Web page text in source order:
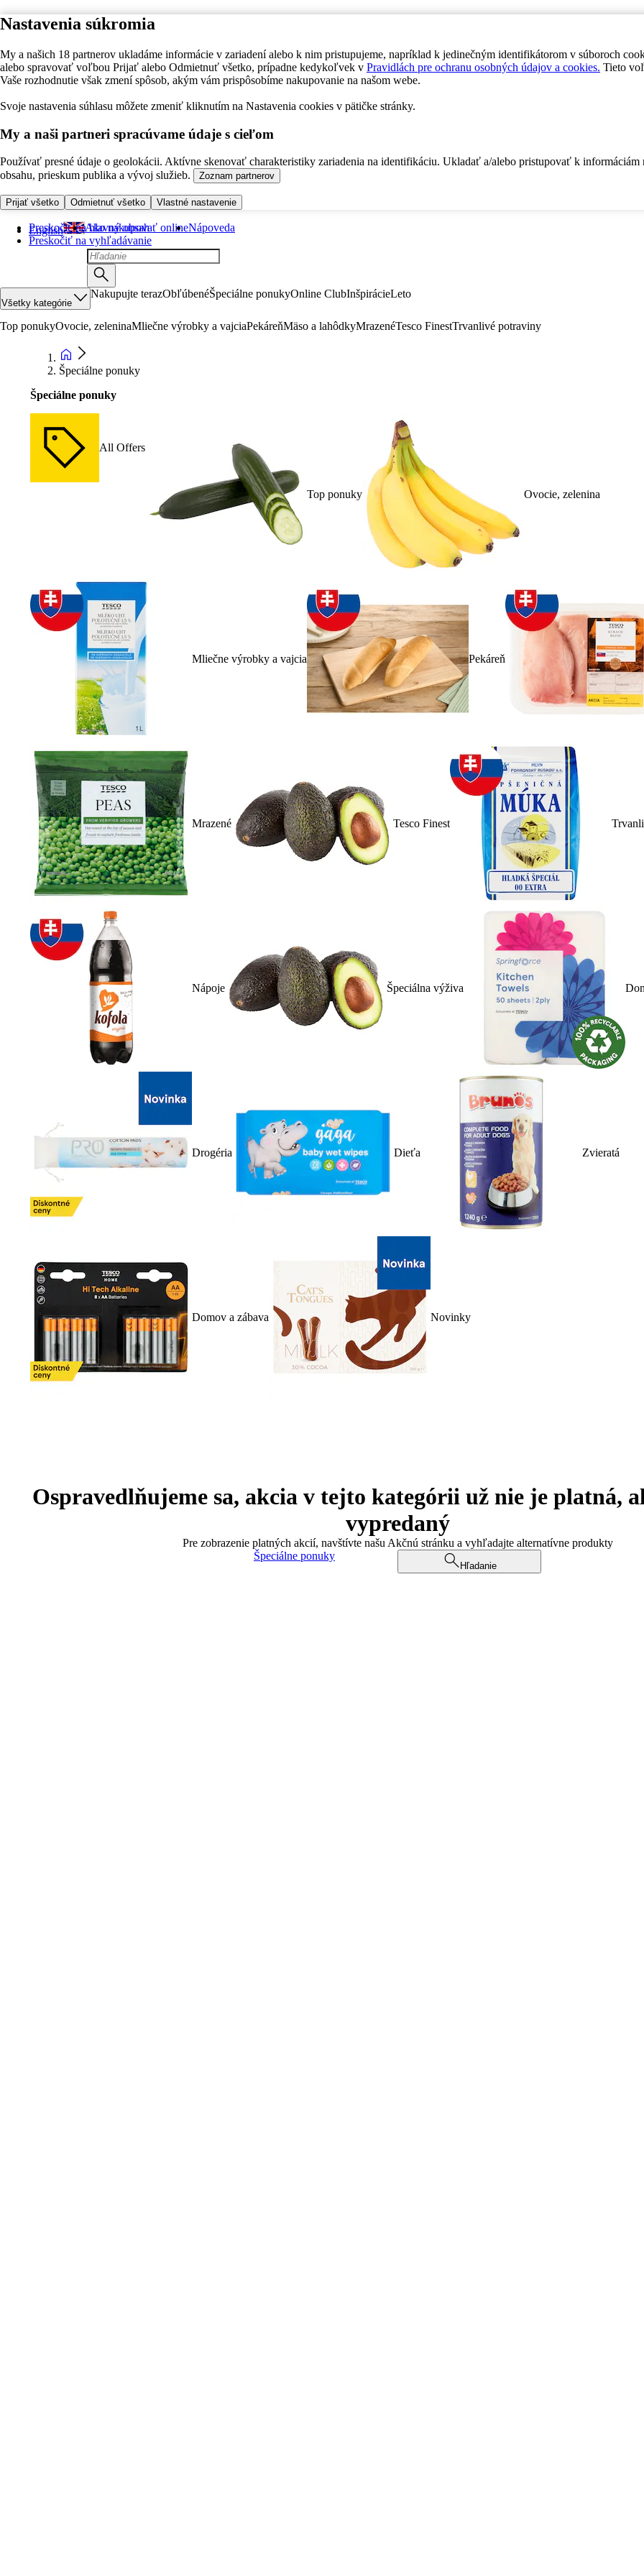
Nastavenia súkromia
My a našich 18 partnerov ukladáme informácie v zariadení alebo k nim pristupujeme, napríklad k jedinečným identifikátorom v súboroch
alebo spravovať voľbou Prijať alebo Odmietnuť všetko, prípadne kedykoľvek v Pravidlách pre ochranu osobných údajov a cookies. Tieto
Vaše rozhodnutie však zmení spôsob, akým vám prispôsobíme nakupovanie na našom webe.
Svoje nastavenia súhlasu môžete zmeniť kliknutím na Nastavenia cookies v pätičke stránky.
My a naši partneri spracúvame údaje s cieľom
Používať presné údaje o geolokácii. Aktívne skenovať charakteristiky zariadenia na identifikáciu. Ukladať a/alebo pristupovať k informáciám
obsahu, prieskum publika a vývoj služieb.
Zoznam partnerov
Prijať všetko Odmietnuť všetko Vlastné nastavenie
Preskočiť na hlavný obsah
Preskočiť na vyhľadávanie
English Ako nakupovať onlineNápoveda
Všetky kategórie
Nakupujte terazObľúbenéŠpeciálne ponukyOnline ClubInšpirácieLeto
Top ponukyOvocie, zeleninaMliečne výrobky a vajciaPekáreňMäso a lahôdkyMrazenéTesco FinestTrvanlivé potraviny
Špeciálne ponuky
Špeciálne ponuky
All Offers
Top ponuky Ovocie, zelenina
Mliečne výrobky a vajcia Pekáreň
Mrazené Tesco Finest
Nápoje Špeciálna výživa
Drogéria Dieťa Zvieratá
Domov a zábava Novinky
Ospravedlňujeme sa, akcia v tejto kategórii už nie je platná,
vypredaný
Pre zobrazenie platných akcií, navštívte našu Akčnú stránku a vyhľadajte alternatívne produkty
Špeciálne ponuky
Hľadanie